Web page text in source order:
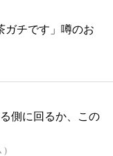
ガチです」噂のお
側に回るか、この
)